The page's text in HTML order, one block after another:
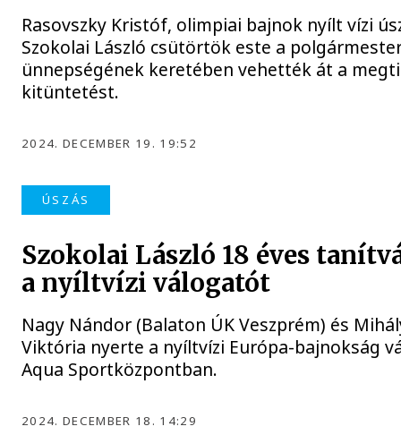
Rasovszky Kristóf, olimpiai bajnok nyílt vízi
Szokolai László csütörtök este a
ünnepségének keretében vehették át a
kitüntetést.
2024. DECEMBER 19. 19:52
ÚSZÁS
Szokolai László 18 éves
a nyíltvízi válogatót
Nagy Nándor (Balaton ÚK Veszprém) és
Viktória nyerte a nyíltvízi Európa-bajnokság
Aqua Sportközpontban.
2024. DECEMBER 18. 14:29